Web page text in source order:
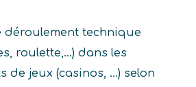
déroulement technique
roulette,…) dans les
de jeux (casinos, …) selon